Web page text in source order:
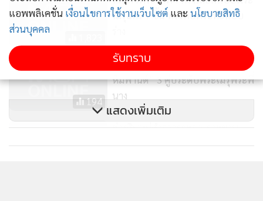
นโยบายความเป็นส่วนตัว
ข้อกำหนดและเงื่อนไขการใช้บริการ
นโยบายการใช้ข้อมูล Facebook
© 2014-2026 mgronline.com. All rights reserved.
แอพพลิเคชั่น เงื่อนไขการใช้งานเว็บไซต์ และ นโยบายสิทธิ
ส่วนบุคคล
รับทราบ